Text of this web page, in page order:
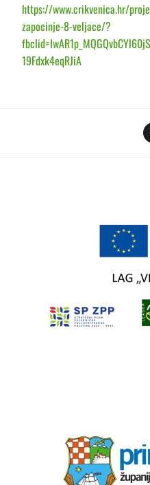
https://www.crikvenica.hr/
zapocinje-8-veljace/?
19Fdxk4eqRJiA